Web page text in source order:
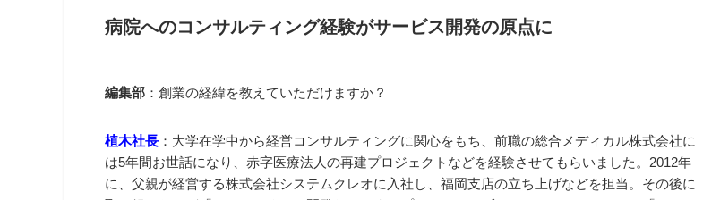
病院へのコンサルティング経験がサービス開発の原点に
編集部 ：創業の経緯を教えていただけますか？
植木社長 ：大学在学中から経営コンサルティングに関心をもち、前職の総合メディカル株式会社に
は5年間お世話になり、赤字医療法人の再建プロジェクトなどを経験させてもらいました。2012年
に、父親が経営する株式会社システムクレオに入社し、福岡支店の立ち上げなどを担当。その後に